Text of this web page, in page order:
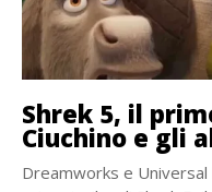
Shrek 5, il
Ciuchino e gli
Dreamworks e